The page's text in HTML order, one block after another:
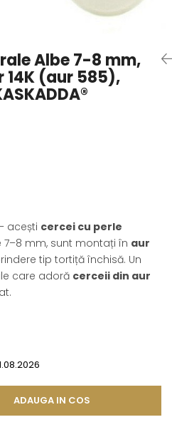
Albe 7-8 mm,
14K (aur 585),
acești cercei cu perle
7–8 mm, sunt montați în aur
tip tortiță închisă. Un
care adoră cerceii din aur
ADAUGA IN COS